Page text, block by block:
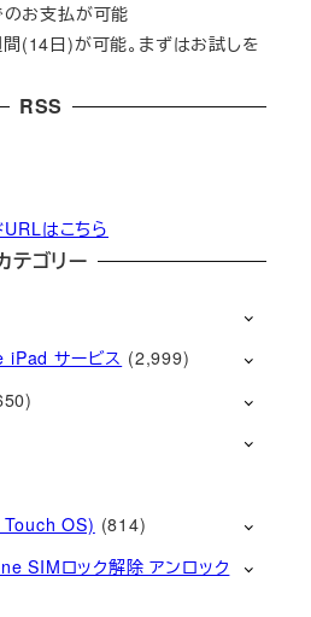
お支払が可能
(14日)が可能。まずはお試しを
RSS
はこちら
テゴリー
サービス (2,999)
OS) (814)
SIMロック解除 アンロック